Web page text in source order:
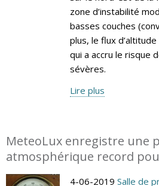
zone d’instabilité
basses couches
plus, le flux
qui a accru le risque
sévères.
Lire plus
MeteoLux enregistre une
atmosphérique record
4-06-2019 Salle de